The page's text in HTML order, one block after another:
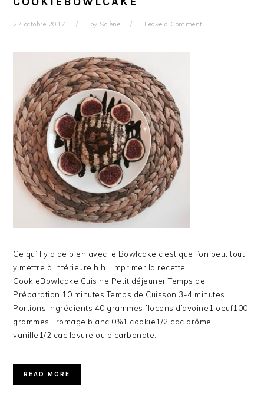
27 octobre 2017 by Solène Leave a Comment
Ce qu’il y a de bien avec le Bowlcake c’est que l’on peut tout
y mettre à intérieure hihi. Imprimer la recette
CookieBowlcake Cuisine Petit déjeuner Temps de
Préparation 10 minutes Temps de Cuisson 3-4 minutes
Portions Ingrédients 40 grammes flocons d’avoine1 oeuf100
grammes Fromage blanc 0%1 cookie1/2 cac arôme
vanille1/2 cac levure ou bicarbonate…
READ MORE